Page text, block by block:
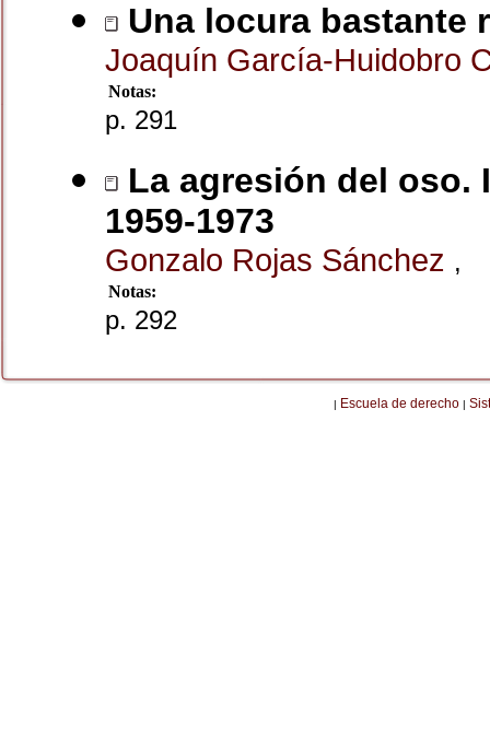
Una locura bastante
Joaquín García-Huidobro
Notas:
p. 291
La agresión del oso.
1959-1973
Gonzalo Rojas Sánchez ,
Notas:
p. 292
| Escuela de derecho |